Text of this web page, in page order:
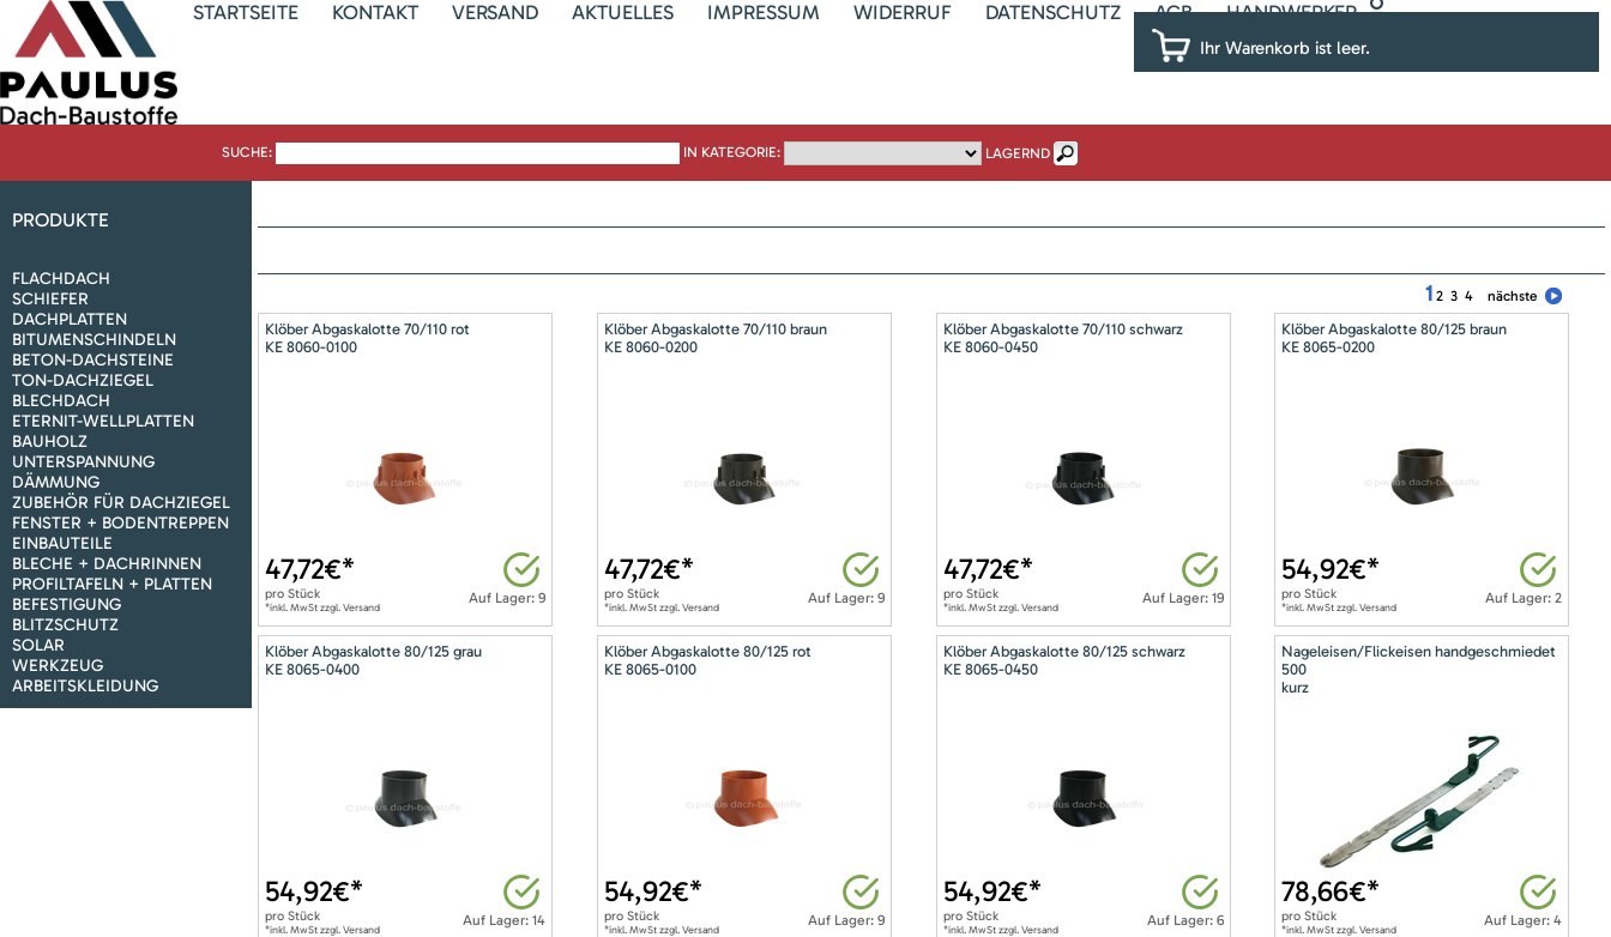
STARTSEITE KONTAKT VERSAND AKTUELLES IMPRESSUM WIDERRUF DATENSCHUTZ AGB HANDWERKER
Ihr Warenkorb ist leer.
SUCHE: IN KATEGORIE: LAGERND
PRODUKTE
FLACHDACH
SCHIEFER
DACHPLATTEN
BITUMENSCHINDELN
BETON-DACHSTEINE
TON-DACHZIEGEL
BLECHDACH
ETERNIT-WELLPLATTEN
BAUHOLZ
UNTERSPANNUNG
DÄMMUNG
ZUBEHÖR FÜR DACHZIEGEL
FENSTER + BODENTREPPEN
EINBAUTEILE
BLECHE + DACHRINNEN
PROFILTAFELN + PLATTEN
BEFESTIGUNG
BLITZSCHUTZ
SOLAR
WERKZEUG
ARBEITSKLEIDUNG
1 2 3 4 nächste
Klöber Abgaskalotte 70/110 rot
KE 8060-0100
Auf Lager: 9
47,72€*
pro Stück
*inkl. MwSt zzgl. Versand
Klöber Abgaskalotte 70/110 braun
KE 8060-0200
Auf Lager: 9
47,72€*
pro Stück
*inkl. MwSt zzgl. Versand
Klöber Abgaskalotte 70/110 schwarz
KE 8060-0450
Auf Lager: 19
47,72€*
pro Stück
*inkl. MwSt zzgl. Versand
Klöber Abgaskalotte 80/125 braun
KE 8065-0200
Auf Lager: 2
54,92€*
proStück
*inkl. MwSt zzgl. Versand
Klöber Abgaskalotte 80/125 grau
KE 8065-0400
Auf Lager: 14
54,92€*
pro Stück
*inkl. MwSt zzgl. Versand
Klöber Abgaskalotte 80/125 rot
KE 8065-0100
Auf Lager: 9
54,92€*
pro Stück
*inkl. MwSt zzgl. Versand
Klöber Abgaskalotte 80/125 schwarz
KE 8065-0450
Auf Lager: 6
54,92€*
pro Stück
*inkl. MwSt zzgl. Versand
Nageleisen/Flickeisen handgeschmiedet
500
kurz
Auf Lager: 4
78,66€*
proStück
*inkl. MwSt zzgl. Versand